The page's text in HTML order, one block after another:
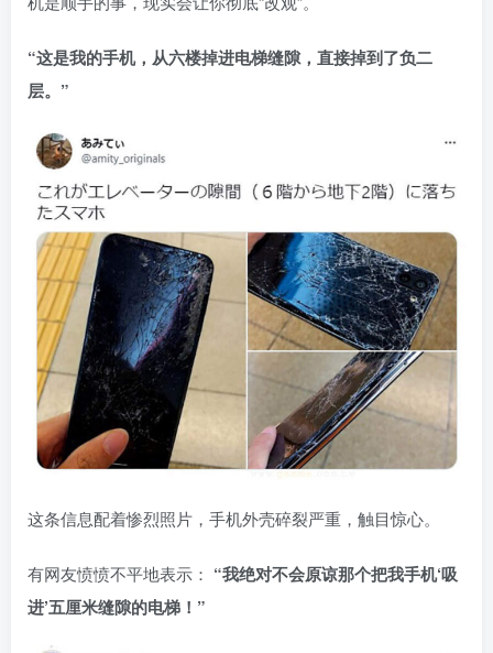
“这是我的手机，从六楼掉进电梯缝隙，直接掉到了负二
层。”
这条信息配着惨烈照片，手机外壳碎裂严重，触目惊心。
有网友愤愤不平地表示： “我绝对不会原谅那个把我手机‘吸
进’五厘米缝隙的电梯！”